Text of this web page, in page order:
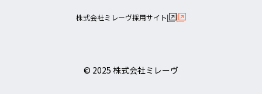
株式会社ミレーヴ採用サイト
© 2025 株式会社ミレーヴ